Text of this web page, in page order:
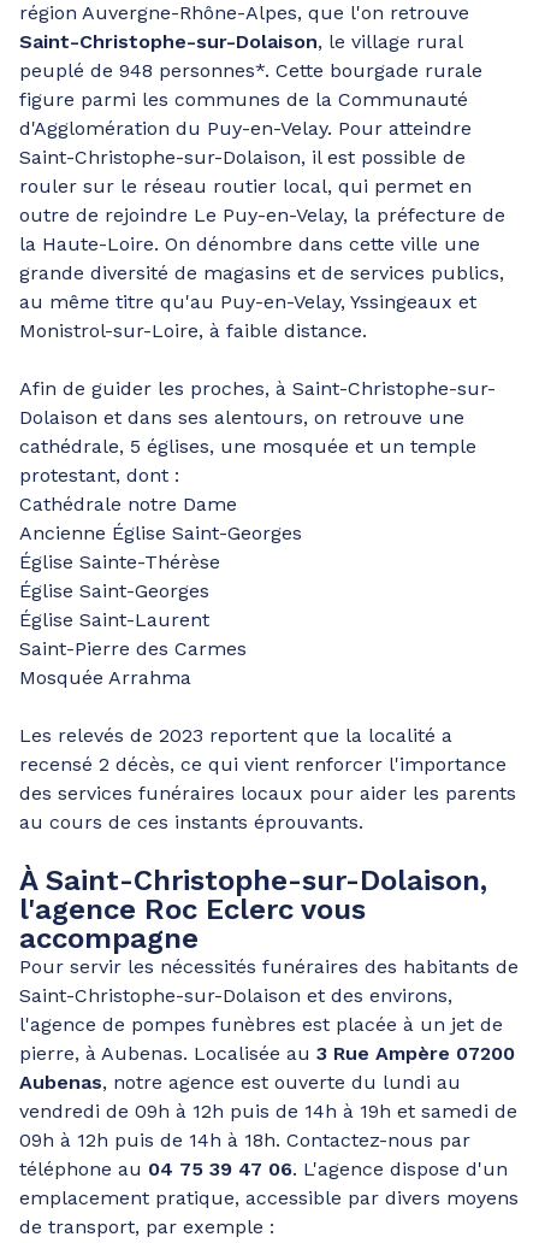
région Auvergne-Rhône-Alpes, que l'on retrouve
Saint-Christophe-sur-Dolaison, le village rural
peuplé de 948 personnes*. Cette bourgade rurale
figure parmi les communes de la Communauté
d'Agglomération du Puy-en-Velay. Pour atteindre
Saint-Christophe-sur-Dolaison, il est possible de
rouler sur le réseau routier local, qui permet en
outre de rejoindre Le Puy-en-Velay, la préfecture de
la Haute-Loire. On dénombre dans cette ville une
grande diversité de magasins et de services publics,
au même titre qu'au Puy-en-Velay, Yssingeaux et
Monistrol-sur-Loire, à faible distance.
Afin de guider les proches, à Saint-Christophe-sur-
Dolaison et dans ses alentours, on retrouve une
cathédrale, 5 églises, une mosquée et un temple
protestant, dont :
Cathédrale notre Dame
Ancienne Église Saint-Georges
Église Sainte-Thérèse
Église Saint-Georges
Église Saint-Laurent
Saint-Pierre des Carmes
Mosquée Arrahma
Les relevés de 2023 reportent que la localité a
recensé 2 décès, ce qui vient renforcer l'importance
des services funéraires locaux pour aider les parents
au cours de ces instants éprouvants.
À Saint-Christophe-sur-Dolaison,
l'agence Roc Eclerc vous
accompagne
Pour servir les nécessités funéraires des habitants de
Saint-Christophe-sur-Dolaison et des environs,
l'agence de pompes funèbres est placée à un jet de
pierre, à Aubenas. Localisée au 3 Rue Ampère 07200
Aubenas, notre agence est ouverte du lundi au
vendredi de 09h à 12h puis de 14h à 19h et samedi de
09h à 12h puis de 14h à 18h. Contactez-nous par
téléphone au 04 75 39 47 06. L'agence dispose d'un
emplacement pratique, accessible par divers moyens
de transport, par exemple :